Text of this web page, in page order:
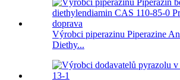
Výrobci piperazinu Piperazine
Diethy...